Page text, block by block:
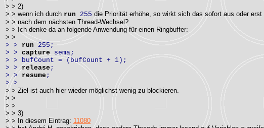
> > 2)
> > wenn ich durch run 255 die Priorität erhöhe, so wirkt sich das sofort aus oder erst
> > nach dem nächsten Thread-Wechsel?
> > Ich denke da an folgende Anwendung für einen Ringbuffer:
> >
> > run 255;
> > capture sema;
> > bufCount = (bufCount + 1);
> > release ;
> > resume ;
> >
> > Ziel ist auch hier wieder möglichst wenig zu blockieren.
> >
> >
> > 3)
> > In diesem Eintrag: 11080